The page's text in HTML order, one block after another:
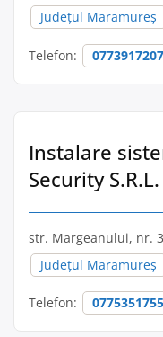
Județul Maramureș
Telefon: 0773917207
Instalare
Security
str. Margeanului, nr.
Județul Maramureș
Telefon: 0775351755